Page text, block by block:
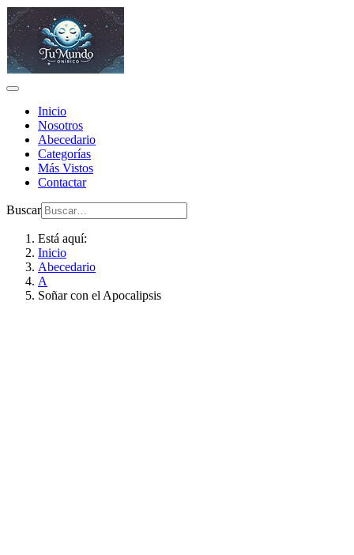
Inicio
Nosotros
Abecedario
Categorías
Más Vistos
Contactar
Buscar
Está aquí:
Inicio
Abecedario
A
Soñar con el Apocalipsis